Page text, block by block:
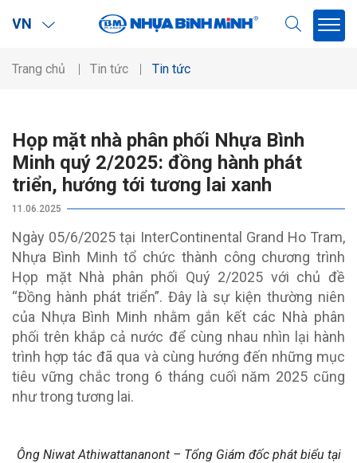
VN
Trang chủ Tin tức Tin tức
Họp mặt nhà phân phối Nhựa Bình
Minh quý 2/2025: đồng hành phát
triển, hướng tới tương lai xanh
11.06.2025
Ngày 05/6/2025 tại InterContinental Grand Ho Tram,
Nhựa Bình Minh tổ chức thành công chương trình
Họp mặt Nhà phân phối Quý 2/2025 với chủ đề
“Đồng hành phát triển”. Đây là sự kiện thường niên
của Nhựa Bình Minh nhằm gắn kết các Nhà phân
phối trên khắp cả nước để cùng nhau nhìn lại hành
trình hợp tác đã qua và cùng hướng đến những mục
tiêu vững chắc trong 6 tháng cuối năm 2025 cũng
như trong tương lai.
Ông Niwat Athiwattananont – Tổng Giám đốc phát biểu tại